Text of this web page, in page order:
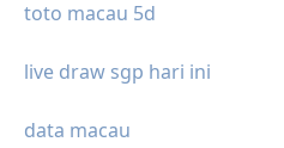
toto macau 5d
live draw sgp hari ini
data macau